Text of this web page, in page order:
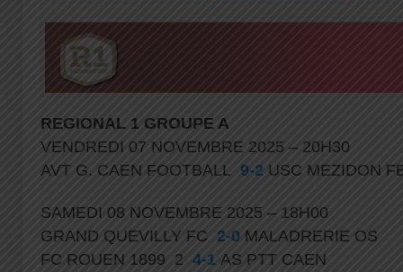
REGIONAL 1 GROUPE A
VENDREDI 07 NOVEMBRE 2025 – 20H30
AVT G. CAEN FOOTBALL 9-2 USC MEZIDON
SAMEDI 08 NOVEMBRE 2025 – 18H00
GRAND QUEVILLY FC 2-0 MALADRERIE OS
FC ROUEN 1899 2 4-1 AS PTT CAEN